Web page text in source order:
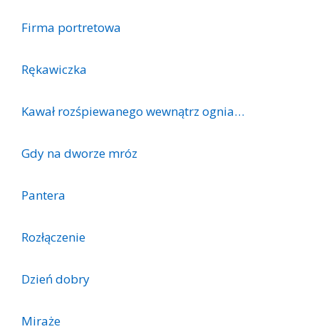
Firma portretowa
Rękawiczka
Kawał rozśpiewanego wewnątrz ognia…
Gdy na dworze mróz
Pantera
Rozłączenie
Dzień dobry
Miraże